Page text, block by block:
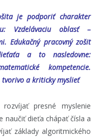
je podporiť charakter
Vzdelávaciu oblasť –
Edukačný pracovný zošit
a to nasledovne:
kompetencie.
a kriticky myslieť
presné myslenie
naučiť dieťa chápať čísla a
základy algoritmického